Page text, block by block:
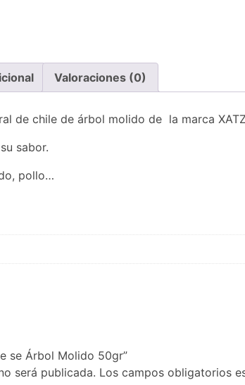
Valoraciones (0)
de chile de árbol molido de la marca
sabor.
pollo…
se Árbol Molido 50gr”
será publicada. Los campos obligatorios